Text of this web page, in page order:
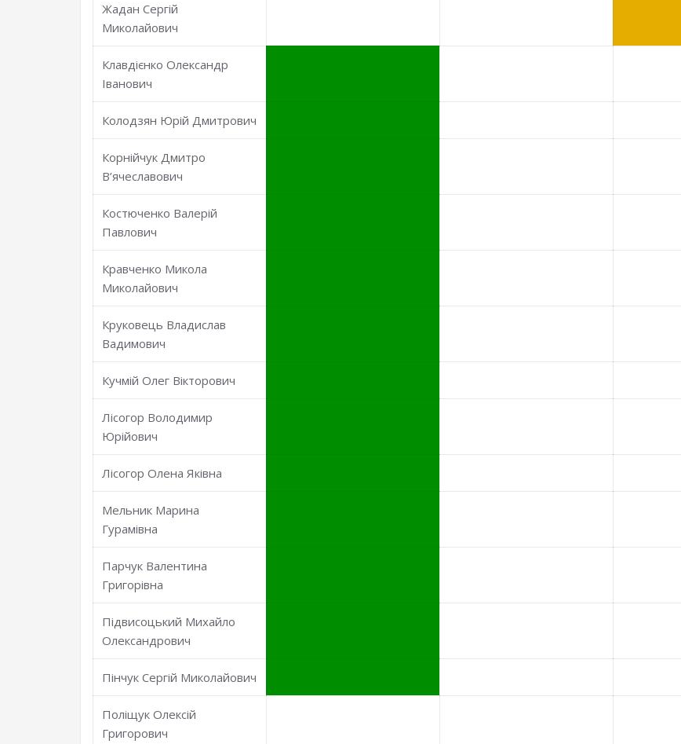
Жадан Сергій
Миколайович
Клавдієнко Олександр
Іванович
Колодзян Юрій Дмитрович
Корнійчук Дмитро
В’ячеславович
Костюченко Валерій
Павлович
Кравченко Микола
Миколайович
Круковець Владислав
Вадимович
Кучмій Олег Вікторович
Лісогор Володимир
Юрійович
Лісогор Олена Яківна
Мельник Марина
Гурамівна
Парчук Валентина
Григорівна
Підвисоцький Михайло
Олександрович
Пінчук Сергій Миколайович
Поліщук Олексій
Григорович